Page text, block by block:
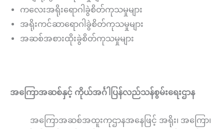
ကလေးအရိုးရောဂါခွဲစိတ်ကုသမှုများ
အရိုးကင်ဆာရောဂါခွဲစိတ်ကုသမှုများ
အဆစ်အစားထိုးခွဲစိတ်ကုသမှုများ
အကြောအဆစ်နှင့် ကိုယ်အင်္ဂါပြန်လည်သန်စွမ်းရေးဌာန
အကြောအဆစ်အထူးကုဌာနအနေဖြင့် အရိုး၊ အကြော၊